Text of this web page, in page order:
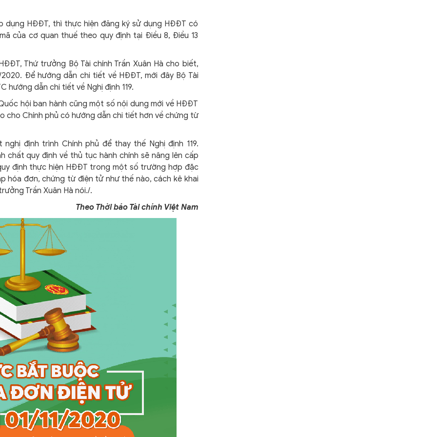
dụng HĐĐT, thì thực hiện đăng ký sử dụng HĐĐT có
của cơ quan thuế theo quy định tại Điều 8, Điều 13
Thứ trưởng Bộ Tài chính Trần Xuân Hà cho biết,
2020. Để hướng dẫn chi tiết về HĐĐT, mới đây Bộ Tài
hướng dẫn chi tiết về Nghị định 119.
hội ban hành cũng một số nội dung mới về HĐĐT
cho Chính phủ có hướng dẫn chi tiết hơn về chứng từ
định trình Chính phủ để thay thế Nghị định 119.
chất quy định về thủ tục hành chính sẽ nâng lên cấp
định thực hiện HĐĐT trong một số trường hợp đặc
hóa đơn, chứng từ điện tử như thế nào, cách kê khai
Trần Xuân Hà nói./.
Theo Thời báo Tài chính Việt Nam